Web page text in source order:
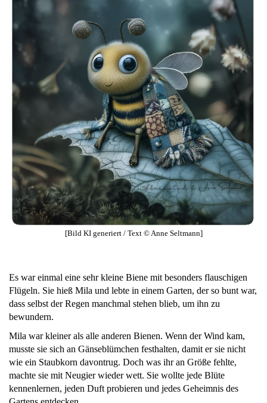
[Bild KI generiert / Text © Anne Seltmann]
Es war einmal eine sehr kleine Biene mit besonders flauschigen
Flügeln. Sie hieß Mila und lebte in einem Garten, der so bunt war,
dass selbst der Regen manchmal stehen blieb, um ihn zu
bewundern.
Mila war kleiner als alle anderen Bienen. Wenn der Wind kam,
musste sie sich an Gänseblümchen festhalten, damit er sie nicht
wie ein Staubkorn davontrug. Doch was ihr an Größe fehlte,
machte sie mit Neugier wieder wett. Sie wollte jede Blüte
kennenlernen, jeden Duft probieren und jedes Geheimnis des